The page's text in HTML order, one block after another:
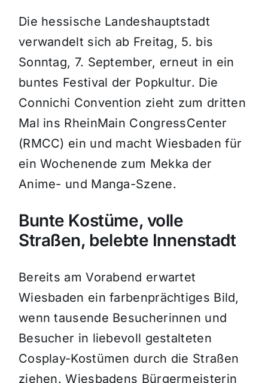
Die hessische Landeshauptstadt
verwandelt sich ab Freitag, 5. bis
Sonntag, 7. September, erneut in ein
buntes Festival der Popkultur. Die
Connichi Convention zieht zum dritten
Mal ins RheinMain CongressCenter
(RMCC) ein und macht Wiesbaden für
ein Wochenende zum Mekka der
Anime- und Manga-Szene.
Bunte Kostüme, volle
Straßen, belebte Innenstadt
Bereits am Vorabend erwartet
Wiesbaden ein farbenprächtiges Bild,
wenn tausende Besucherinnen und
Besucher in liebevoll gestalteten
Cosplay-Kostümen durch die Straßen
ziehen. Wiesbadens Bürgermeisterin